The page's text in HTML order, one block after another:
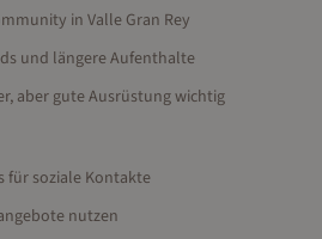
in Valle Gran Rey
und längere Aufenthalte
aber gute Ausrüstung wichtig
für soziale Kontakte
nutzen